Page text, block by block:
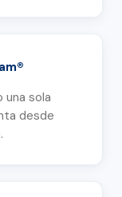
una sola
desde